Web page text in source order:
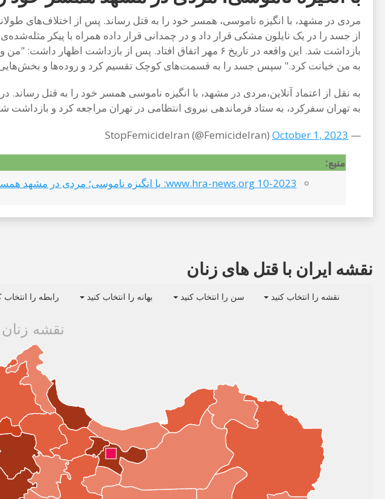
مردی در مشهد، با انگیزه ناموسی، همسر خود را به قتل رساند. پس از اختلاف‌های
از جسد را در یک نایلون مشکی قرار داد و در چمدانی قرار داده همراه با پیکر
بازداشت شد. این واقعه در تاریخ ۶ مهر اتفاق افتاد. پس از
به من خیانت کرد." سپس جسد را به قسمت‌های کوچک تقسیم کرد و روده‌ها و
به تهران سفرکرد، به ستاد فرماندهی نیروی انتظامی در تهران مراجعه کرد و بازداشت
— StopFemicideIran (@FemicideIran)
October 1, 2023
منبع:
10-2023 www.hra-news.org: با انگیزه ناموسی؛ مردی در مشهد همسر خود را به قتل رساند
نقشه ایران با قتل های زنان